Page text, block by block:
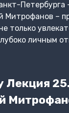
Петербурга
Митрофанов –
только
личным
Лекция